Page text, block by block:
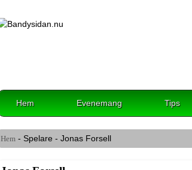
Hem Evenemang Tips
Hem - Spelare - Jonas Forsell